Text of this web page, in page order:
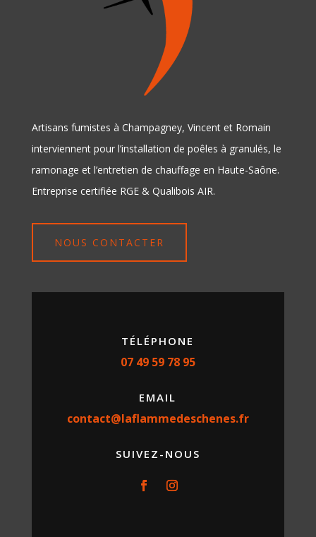
Artisans fumistes à Champagney, Vincent et Romain
interviennent pour l’installation de poêles à granulés, le
ramonage et l’entretien de chauffage en Haute-Saône.
Entreprise certifiée RGE & Qualibois AIR.
NOUS CONTACTER
TÉLÉPHONE
07 49 59 78 95
EMAIL
contact@laflammedeschenes.fr
SUIVEZ-NOUS